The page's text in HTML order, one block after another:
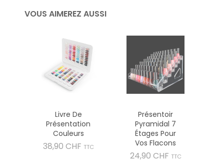
VOUS AIMEREZ AUSSI
Livre De
Présentation
Couleurs
38,90 CHF Prix
TTC
Présentoir
Pyramidal 7
Étages Pour
Vos Flacons
24,90 CHF Prix
TTC